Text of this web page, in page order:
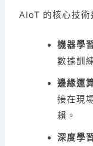
AIoT 的核心技術
機器學
數據訓
邊緣運
接在現
賴。
深度學